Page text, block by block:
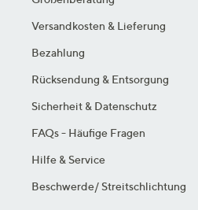
Versandkosten & Lieferung
Bezahlung
Rücksendung & Entsorgung
Sicherheit & Datenschutz
FAQs - Häufige Fragen
Hilfe & Service
Beschwerde/ Streitschlichtung